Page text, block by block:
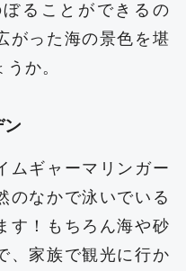
ることができるの
がった海の景色を堪
か。
ン
ムギャーマリンガー
のなかで泳いでいる
す！もちろん海や砂
、家族で観光に行か